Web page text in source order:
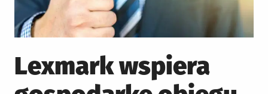
Lexmark wspiera